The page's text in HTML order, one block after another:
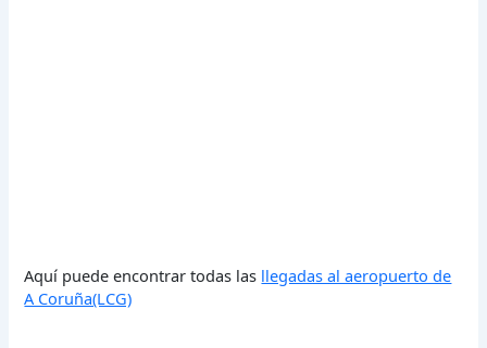
Aquí puede encontrar todas las llegadas al aeropuerto de
A Coruña(LCG)